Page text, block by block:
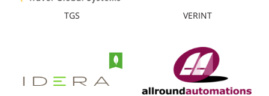
VERINT
TGS